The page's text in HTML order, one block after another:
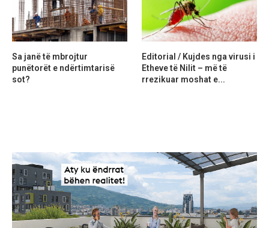
Sa janë të mbrojtur
punëtorët e ndërtimtarisë
sot?
Editorial / Kujdes nga virusi i
Etheve të Nilit – më të
rrezikuar moshat e...